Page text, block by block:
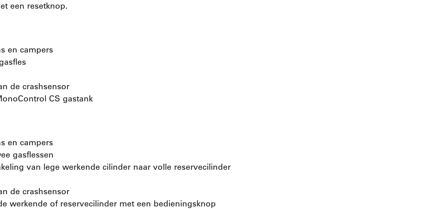
een resetknop.
en campers
de crashsensor
CS gastank
en campers
gasflessen
van lege werkende cilinder naar volle reservecilinder
de crashsensor
werkende of reservecilinder met een bedieningsknop